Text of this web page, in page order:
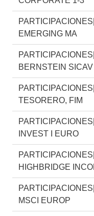
EMERGING MA
BERNSTEIN SICAV
TESORERO, FIM
INVEST I EURO
HIGHBRIDGE
MSCI EUROP